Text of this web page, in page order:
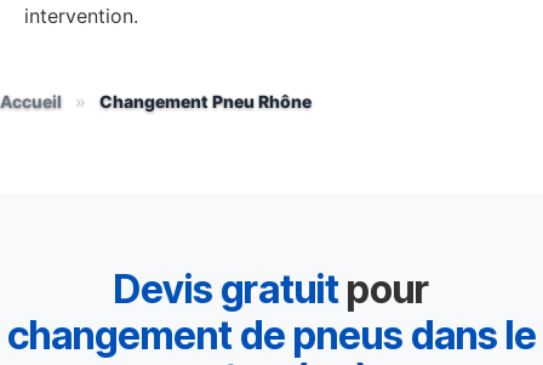
intervention.
Accueil » Changement Pneu Rhône
Devis gratuitpour
changement de pneus dans le